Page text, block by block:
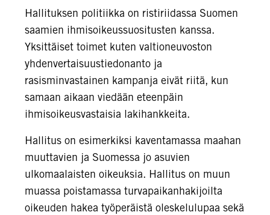
Hallituksen politiikka on ristiriidassa Suomen
saamien ihmisoikeussuositusten kanssa.
Yksittäiset toimet kuten valtioneuvoston
yhdenvertaisuustiedonanto ja
rasisminvastainen kampanja eivät riitä, kun
samaan aikaan viedään eteenpäin
ihmisoikeusvastaisia lakihankkeita.
Hallitus on esimerkiksi kaventamassa maahan
muuttavien ja Suomessa jo asuvien
ulkomaalaisten oikeuksia. Hallitus on muun
muassa poistamassa turvapaikanhakijoilta
oikeuden hakea työperäistä oleskelulupaa sekä